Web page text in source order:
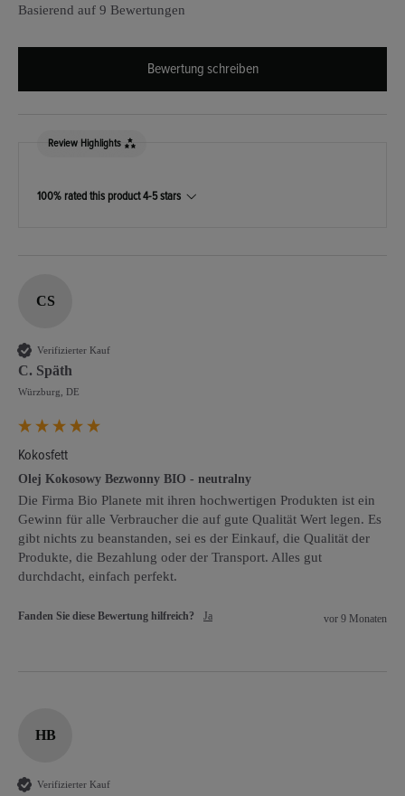
Basierend auf 9 Bewertungen
Bewertung schreiben
Review Highlights
100% rated this product 4-5 stars
CS
Verifizierter Kauf
C. Späth
Würzburg, DE
Kokosfett
Olej Kokosowy Bezwonny BIO - neutralny
Die Firma Bio Planete mit ihren hochwertigen Produkten ist ein
Gewinn für alle Verbraucher die auf gute Qualität Wert legen. Es
gibt nichts zu beanstanden, sei es der Einkauf, die Qualität der
Produkte, die Bezahlung oder der Transport. Alles gut
durchdacht, einfach perfekt.
Fanden Sie diese Bewertung hilfreich? Ja vor 9 Monaten
HB
Verifizierter Kauf